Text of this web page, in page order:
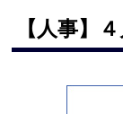
【人事】